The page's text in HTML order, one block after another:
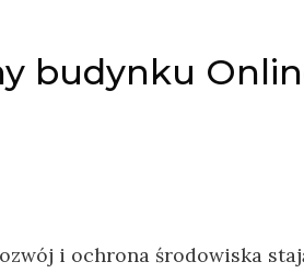
budynku
i ochrona środowiska